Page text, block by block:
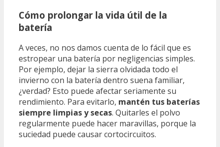
Cómo prolongar la vida útil de la
batería
A veces, no nos damos cuenta de lo fácil que es
estropear una batería por negligencias simples.
Por ejemplo, dejar la sierra olvidada todo el
invierno con la batería dentro suena familiar,
¿verdad? Esto puede afectar seriamente su
rendimiento. Para evitarlo, mantén tus baterías
siempre limpias y secas. Quitarles el polvo
regularmente puede hacer maravillas, porque la
suciedad puede causar cortocircuitos.